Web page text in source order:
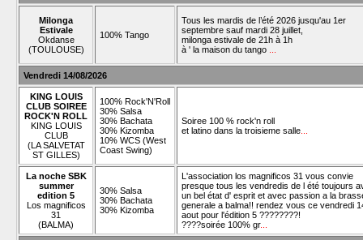
Milonga
Estivale
Okdanse
(TOULOUSE)
100% Tango
Tous les mardis de l’été 2026 jusqu'au 1er
septembre sauf mardi 28 juillet,
milonga estivale de 21h à 1h
à ' la maison du tango
Vendredi 14/08/2026
KING LOUIS
CLUB SOIREE
ROCK'N ROLL
KING LOUIS
CLUB
(LA SALVETAT
ST GILLES)
100% Rock'N'Roll
30% Salsa
30% Bachata
30% Kizomba
10% WCS (West
Coast Swing)
Soiree 100 % rock'n roll
et latino dans la troisieme salle
La noche SBK
summer
edition 5
Los magnificos
31
(BALMA)
30% Salsa
30% Bachata
30% Kizomba
L'association los magnificos 31 vous convie
presque tous les vendredis de l été toujours
un bel état d' esprit et avec passion a la
generale a balma!! rendez vous ce vendredi
aout pour l'édition 5 ????????!
????soirée 100% gr...